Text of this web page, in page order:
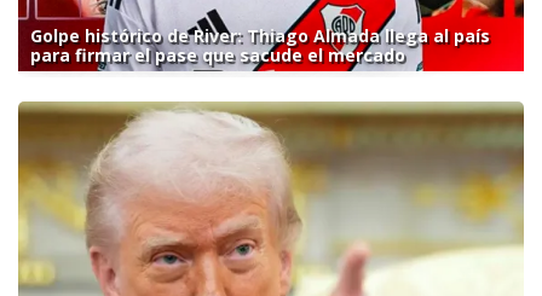
Golpe histórico de River: Thiago Almada llega al país
para firmar el pase que sacude el mercado